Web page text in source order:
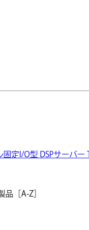
定I/O型 DSPサーバー
品［A-Z］